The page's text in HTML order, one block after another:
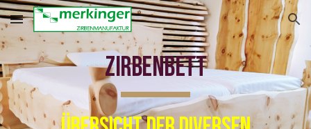
Skip to main content Skip to navigation
Zirbenbett